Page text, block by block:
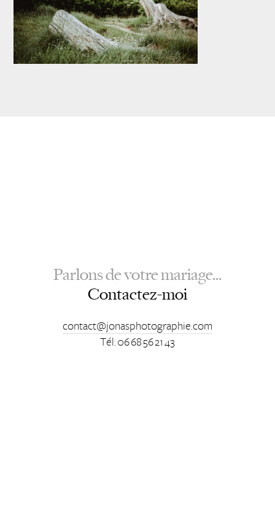
Parlons de votre mariage...
Contactez-moi
contact@jonasphotographie.com
Tél. 06 68 56 21 43